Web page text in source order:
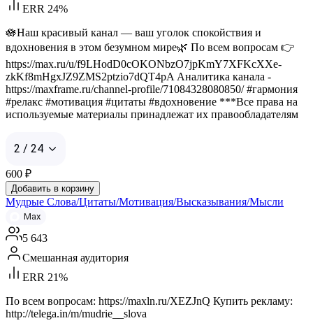
ERR 24%
🪷Наш красивый канал — ваш уголок спокойствия и
вдохновения в этом безумном мире🌿 По всем вопросам 👉
https://max.ru/u/f9LHodD0cOKONbzO7jpKmY7XFKcXXe-
zkKf8mHgxJZ9ZMS2ptzio7dQT4pA Аналитика канала -
https://maxframe.ru/channel-profile/71084328080850/ #гармония
#релакс #мотивация #цитаты #вдохновение ***Все права на
используемые материалы принадлежат их правообладателям
2 / 24
600 ₽
Добавить в корзину
Мудрые Слова/Цитаты/Мотивация/Высказывания/Мысли
Max
5 643
Смешанная аудитория
ERR 21%
По всем вопросам: https://maxln.ru/XEZJnQ Купить рекламу:
http://telega.in/m/mudrie__slova